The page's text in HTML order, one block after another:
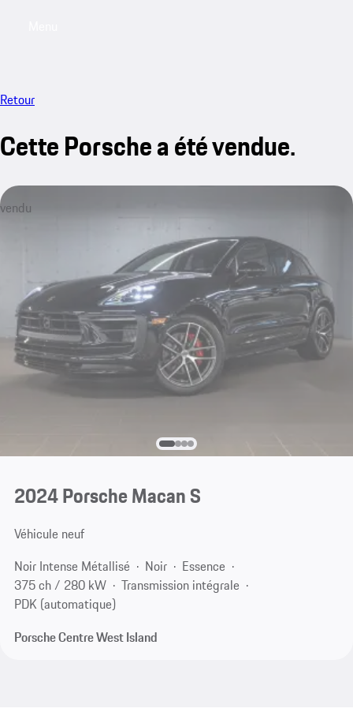
Retour
Cette Porsche a été vendue.
vendu
2024 Porsche Macan S
Véhicule neuf
Noir Intense Métallisé
Noir
Essence
375 ch / 280 kW
Transmission intégrale
PDK (automatique)
Porsche Centre West Island